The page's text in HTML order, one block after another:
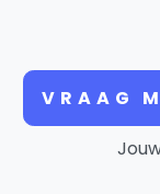
VRAAG